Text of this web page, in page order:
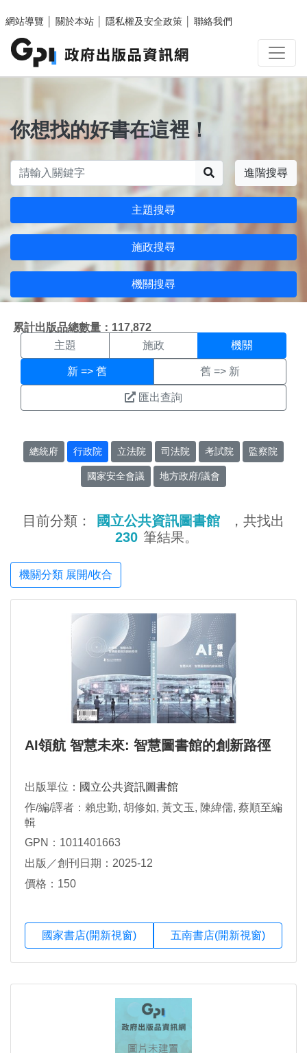
網站導覽
關於本站 隱私權及安全政策 聯絡我們
你想找的好書在這裡！
進階搜尋
主題搜尋
施政搜尋
機關搜尋
累計出版品總數量：117,872
機關搜尋結果頁面
主題 施政 機關
新 => 舊 舊 => 新
匯出查詢
總統府 行政院 立法院 司法院 考試院 監察院
國家安全會議 地方政府/議會
目前分類： 國立公共資訊圖書館
，共找出
230 筆結果。
機關分類 展開/收合
AI領航 智慧未來: 智慧圖書館的創新路徑
出版單位： 國立公共資訊圖書館
作/編/譯者：賴忠勤, 胡修如, 黃文玉, 陳緯儒, 蔡順至編
輯
GPN：1011401663
出版／創刊日期：2025-12
價格：150
國家書店(開新視窗) 五南書店(開新視窗)